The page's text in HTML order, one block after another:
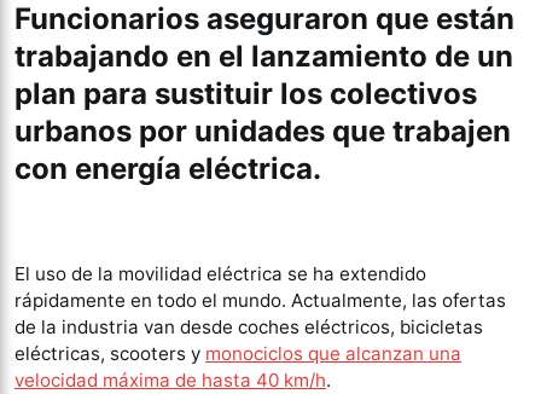
Funcionarios aseguraron que están
trabajando en el lanzamiento de un
plan para sustituir los colectivos
urbanos por unidades que trabajen
con energía eléctrica.
El uso de la movilidad eléctrica se ha extendido
rápidamente en todo el mundo. Actualmente, las ofertas
de la industria van desde coches eléctricos, bicicletas
eléctricas, scooters y monociclos que alcanzan una
velocidad máxima de hasta 40 km/h.